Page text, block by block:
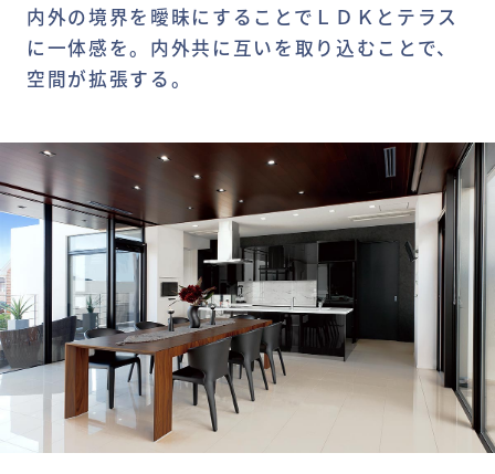
内外の境界を曖昧にすることでＬＤＫとテラス
に一体感を。内外共に互いを取り込むことで、
空間が拡張する。